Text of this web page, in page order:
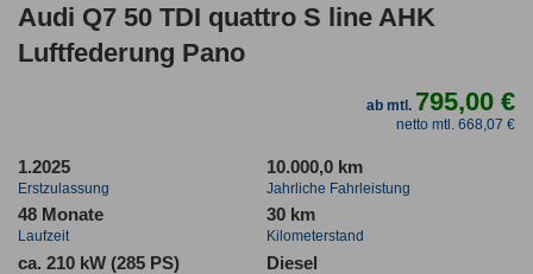
Audi Q7 50 TDI quattro S line AHK
Luftfederung Pano
ab mtl. 795,00 €
netto mtl. 668,07 €
1.2025
Erstzulassung
10.000,0 km
Jahrliche Fahrleistung
48 Monate
Laufzeit
30 km
Kilometerstand
ca. 210 kW (285 PS) Diesel